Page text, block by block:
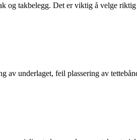
og takbelegg. Det er viktig å velge
underlaget, feil plassering av